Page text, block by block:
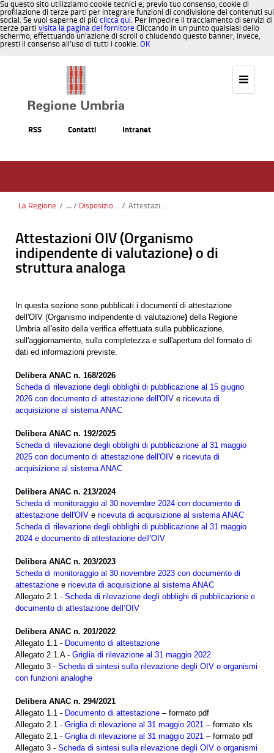
Su questo sito utilizziamo cookie tecnici e, previo tuo consenso, cookie di
profilazione di terze parti per integrare funzioni di condivisione dei contenuti sui
social. Se vuoi saperne di più clicca qui. Per impedire il tracciamento di servizi di
terze parti visita la pagina del fornitore Cliccando in un punto qualsiasi dello
schermo, effettuando un’azione di scroll o chiudendo questo banner, invece,
presti il consenso all’uso di tutti i cookie. OK
RSS Contatti Intranet
La Regione / Disposizioni generali / Attestazioni OIV o struttura analoga
Attestazioni OIV (Organismo
indipendente di valutazione) o di
struttura analoga
In questa sezione sono pubblicati i documenti di attestazione
dell'OIV (Organismo indipendente di valutazione) della Regione
Umbria all'esito della verifica effettuata sulla pubblicazione,
sull'aggiornamento, sulla completezza e sull'apertura del formato di
dati ed informazioni previste.
Delibera ANAC n. 168/2026
Scheda di rilevazione degli obblighi di pubblicazione al 15 giugno
2026 con documento di attestazione dell'OIV e ricevuta di
acquisizione al sistema ANAC
Delibera ANAC n. 192/2025
Scheda di rilevazione degli obblighi di pubblicazione al 31 maggio
2025 con documento di attestazione dell'OIV e ricevuta di
acquisizione al sistema ANAC
Delibera ANAC n. 213/2024
Scheda di monitoraggio al 30 novembre 2024 con documento di
attestazione dell'OIV e ricevuta di acquisizione al sistema ANAC
Scheda di rilevazione degli obblighi di pubblicazione al 31 maggio
2024 e documento di attestazione dell'OIV
Delibera ANAC n. 203/2023
Scheda di monitoraggio al 30 novembre 2023 con documento di
attestazione e ricevuta di acquisizione al sistema ANAC
Allegato 2.1 - Scheda di rilevazione degli obblighi di pubblicazione e
documento di attestazione dell’OIV
Delibera ANAC n. 201/2022
Allegato 1.1 - Documento di attestazione
Allegato 2.1.A - Griglia di rilevazione al 31 maggio 2022
Allegato 3 - Scheda di sintesi sulla rilevazione degli OIV o organismi
con funzioni analoghe
Delibera ANAC n. 294/2021
Allegato 1.1 - Documento di attestazione – formato pdf
Allegato 2.1 - Griglia di rilevazione al 31 maggio 2021 – formato xls
Allegato 2.1 - Griglia di rilevazione al 31 maggio 2021 – formato pdf
Allegato 3 - Scheda di sintesi sulla rilevazione degli OIV o organismi